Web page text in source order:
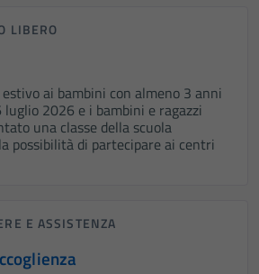
LIBERO
ai bambini con almeno 3 anni
2026 e i bambini e ragazzi
una classe della scuola
possibilità di partecipare ai centri
E ASSISTENZA